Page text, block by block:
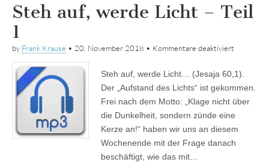
Steh auf, werde Licht – Teil
1
by Frank Krause • 20. November 2018 • Kommentare deaktiviert
werde
Licht
Teil
1
Steh auf, werde Licht… (Jesaja 60,1).
Der „Aufstand des Lichts“ ist gekommen.
Frei nach dem Motto: „Klage nicht über
die Dunkelheit, sondern zünde eine
Kerze an!“ haben wir uns an diesem
Wochenende mit der Frage danach
beschäftigt, wie das mit…